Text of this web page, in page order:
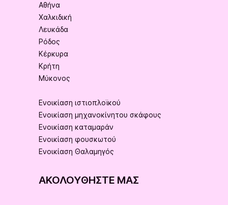
Αθήνα
Χαλκιδική
Λευκάδα
Ρόδος
Κέρκυρα
Κρήτη
Μύκονος
Ενοικίαση ιστιοπλοϊκού
Ενοικίαση μηχανοκίνητου σκάφους
Ενοικίαση καταμαράν
Ενοικίαση φουσκωτού
Ενοικίαση Θαλαμηγός
ΑΚΟΛΟΥΘΉΣΤΕ ΜΑΣ